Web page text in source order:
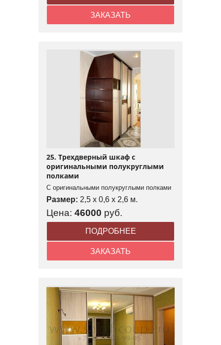
ЗАКАЗАТЬ
25. Трехдверный шкаф с
оригинальными полукруглыми
полками
С оригинальными полукруглыми полками
Размер: 2,5 x 0,6 x 2,6 м.
Цена: 46000 руб.
ПОДРОБНЕЕ
ЗАКАЗАТЬ